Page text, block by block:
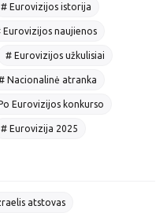
# Eurovizijos istorija
Eurovizijos naujienos
# Eurovizijos užkulisiai
Nacionalinė atranka
Eurovizijos konkurso
# Eurovizija 2025
atstovas